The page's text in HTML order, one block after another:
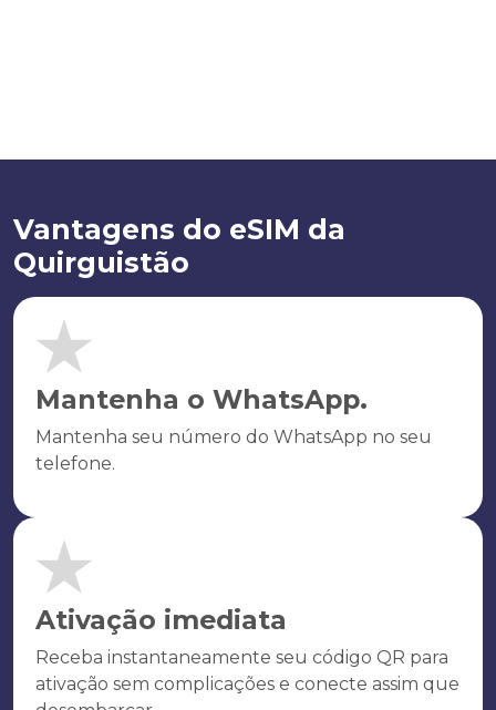
Vantagens do eSIM da
Quirguistão
Mantenha o WhatsApp.
Mantenha seu número do WhatsApp no seu
telefone.
Ativação imediata
Receba instantaneamente seu código QR para
ativação sem complicações e conecte assim que